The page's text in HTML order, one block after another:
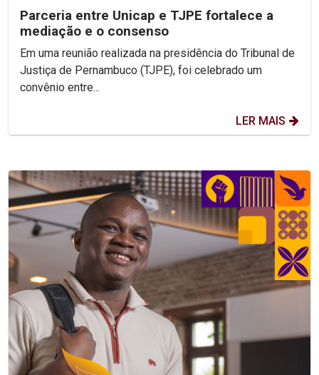
Parceria entre Unicap e TJPE fortalece a
mediação e o consenso
Em uma reunião realizada na presidência do Tribunal de
Justiça de Pernambuco (TJPE), foi celebrado um
convênio entre...
LER MAIS